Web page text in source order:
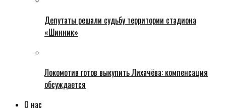
Депутаты решали судьбу территории стадиона
«Шинник»
Локомотив готов выкупить Лихачёва: компенсация
обсуждается
О нас